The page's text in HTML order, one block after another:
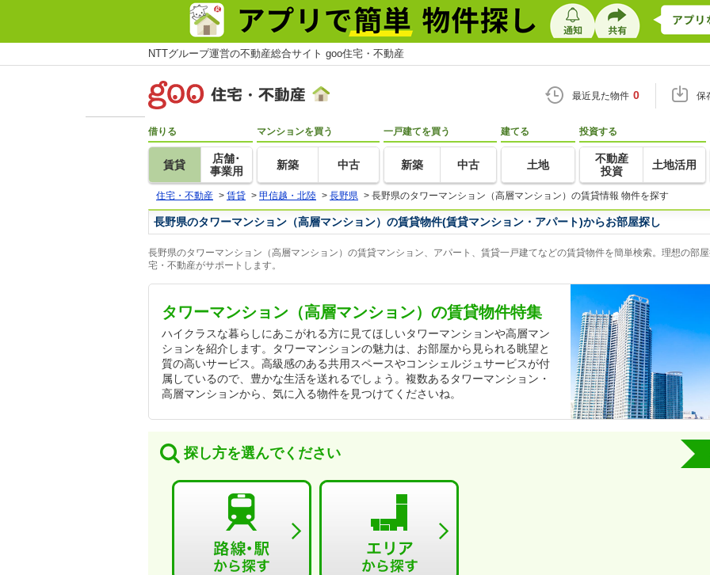
NTTグループ運営の不動産総合サイト goo住宅・不動産
最近見た物件 0 保
借りる
賃貸
店舗･
事業用
マンションを買う
新築 中古
一戸建てを買う
新築 中古
建てる
土地
投資する
不動産
投資
土地活用
住宅・不動産 > 賃貸 > 甲信越・北陸 > 長野県 > 長野県のタワーマンション（高層マンション）の賃貸情報 物件を探す
長野県のタワーマンション（高層マンション）の賃貸物件(賃貸マンション・アパート)からお部屋探し
長野県のタワーマンション（高層マンション）の賃貸マンション、アパート、賃貸一戸建てなどの賃貸物件を簡単検索。理想の部
宅・不動産がサポートします。
タワーマンション（高層マンション）の賃貸物件特集
ハイクラスな暮らしにあこがれる方に見てほしいタワーマンションや高層マン
ションを紹介します。タワーマンションの魅力は、お部屋から見られる眺望と
質の高いサービス。高級感のある共用スペースやコンシェルジュサービスが付
属しているので、豊かな生活を送れるでしょう。複数あるタワーマンション・
高層マンションから、気に入る物件を見つけてくださいね。
探し方を選んでください